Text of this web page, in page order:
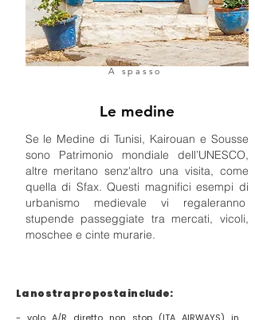
A spasso
Le medine
Se le Medine di Tunisi, Kairouan e Sousse
sono Patrimonio mondiale dell’UNESCO,
altre meritano senz'altro una visita, come
quella di Sfax. Questi magnifici esempi di
urbanismo medievale vi regaleranno
stupende passeggiate tra mercati, vicoli,
moschee e cinte murarie.
La nostra proposta include: